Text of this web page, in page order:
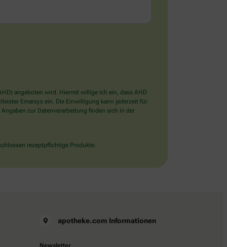
angeboten wird. Hiermit willige ich ein, dass AHD
Emarsys ein. Die Einwilligung kann jederzeit für
zur Datenverarbeitung finden sich in der
rezeptpflichtige Produkte.
apotheke.com Informationen
Newsletter